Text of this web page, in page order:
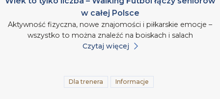
w całej Polsce
Aktywność fizyczna, nowe znajomości i piłkarskie emocje –
wszystko to można znaleźć na boiskach i salach
Czytaj więcej
Dla trenera Informacje